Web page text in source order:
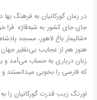
در زمان گورکانیان به فرهنگ بها
جای جای کشور به شبه‌قارّه فرا
«شالیمار باغ لاهور، مسجد
هنوز هم از عجایب بی‌نظیر
زبان درباری به حساب می‌آمد و
که فارسی را بخوبی میدانستند
اورنگ زیب قدرت گورکانیان را